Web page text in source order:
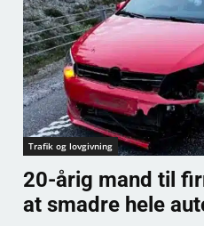
Trafik og lovgivning
20-årig mand til
at smadre hele